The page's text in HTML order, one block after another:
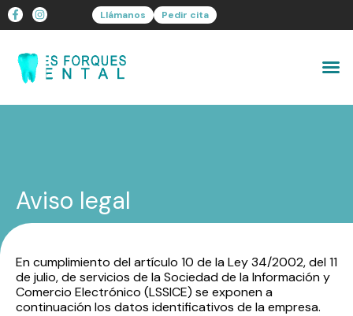
Llámanos Pedir cita
Aviso legal
En cumplimiento del artículo 10 de la Ley 34/2002, del 11
de julio, de servicios de la Sociedad de la Información y
Comercio Electrónico (LSSICE) se exponen a
continuación los datos identificativos de la empresa.